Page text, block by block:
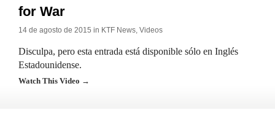
for War
14 de agosto de 2015 in KTF News, Videos
Disculpa, pero esta entrada está disponible sólo en Inglés
Estadounidense.
Watch This Video →